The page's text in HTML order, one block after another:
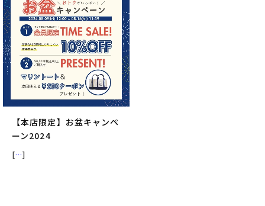
【本店限定】お盆キャンペ
ーン2024
[…]
特徴
ブランド
カラー